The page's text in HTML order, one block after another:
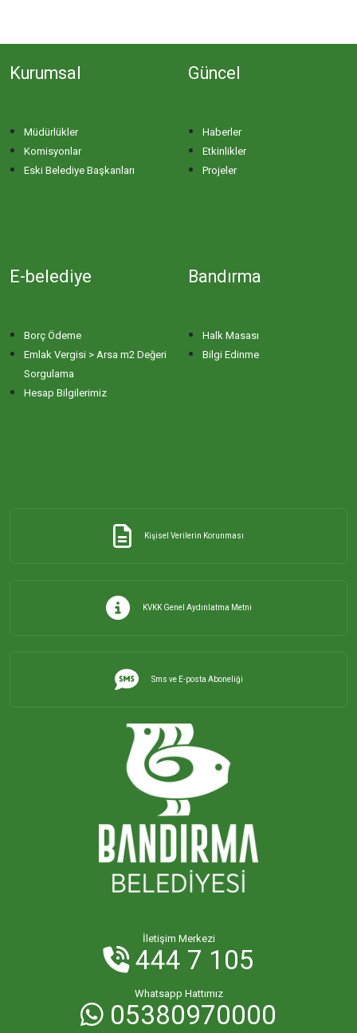
DOĞANPINAR MAHALLESİ
DUTLİMAN MAHALLESİ
ERİKLİ MAHALLESİ
ESKİZİRAATLİ MAHALLESİ
HACI YUSUF MAHALLESİ
İHSANİYE MAHALLESİ
KAYACIK MAHALLESİ
KİRAZLI MAHALLESİ
KUŞCENNETİ MAHALLESİ
MAHBUBELER MAHALLESİ
MİSAKÇA MAHALLESİ
Kurumsal
Müdürlükler
Komisyonlar
Eski Belediye Başkanları
Güncel
Haberler
Etkinlikler
Projeler
E-belediye
Borç Ödeme
Emlak Vergisi > Arsa m2 Değeri
Sorgulama
Hesap Bilgilerimiz
Bandırma
Halk Masası
Bilgi Edinme
Kişisel Verilerin Korunması
KVKK Genel Aydınlatma Metni
Sms ve E-posta Aboneliği
İletişim Merkezi
444 7 105
Whatsapp Hattımız
05380970000